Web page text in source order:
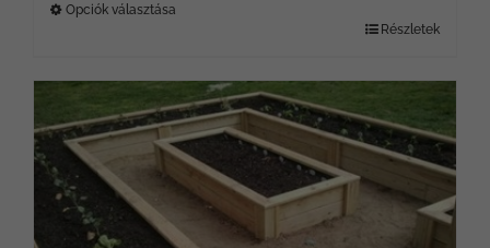
Opciók választása
terméknek
több
variációja
Részletek